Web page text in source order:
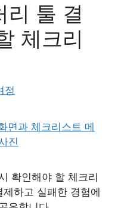
리 툴 결
체크리
정
확인해야 할 체크리
하고 실패한 경험에